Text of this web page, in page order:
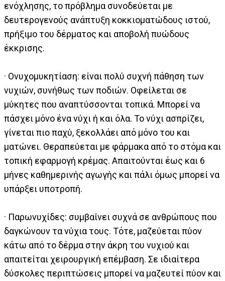
ενόχλησης, το πρόβλημα συνοδεύεται με
δευτερογενούς ανάπτυξη κοκκιοματώδους ιστού,
πρήξιμο του δέρματος και αποβολή πυώδους
έκκρισης.
· Ονυχομυκητίαση: είναι πολύ συχνή πάθηση των
νυχιών, συνήθως των ποδιών. Οφείλεται σε
μύκητες που αναπτύσσονται τοπικά. Μπορεί να
πάσχει μόνο ένα νύχι ή και όλα. Το νύχι ασπρίζει,
γίνεται πιο παχύ, ξεκολλάει από μόνο του και
ματώνει. Θεραπεύεται με φάρμακα από το στόμα και
τοπική εφαρμογή κρέμας. Απαιτούνται έως και 6
μήνες καθημερινής αγωγής και πάλι όμως μπορεί να
υπάρξει υποτροπή.
· Παρωνυχίδες: συμβαίνει συχνά σε ανθρώπους που
δαγκώνουν τα νύχια τους. Τότε, μαζεύεται πύον
κάτω από το δέρμα στην άκρη του νυχιού και
απαιτείται χειρουργική επέμβαση. Σε ιδιαίτερα
δύσκολες περιπτώσεις μπορεί να μαζευτεί πύον και